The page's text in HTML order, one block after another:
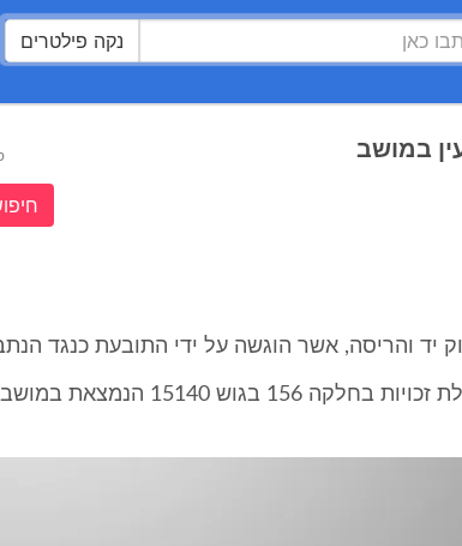
נקה פילטרים
במושב
2. התובעת, הינה בעלת זכויות בחלקה 156